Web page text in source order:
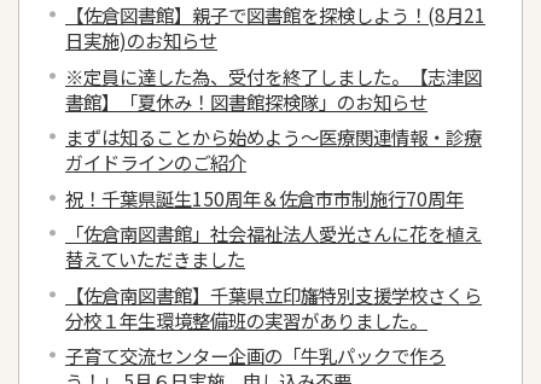
【佐倉図書館】親子で図書館を探検しよう！(8月21
日実施)のお知らせ
※定員に達した為、受付を終了しました。【志津図
書館】「夏休み！図書館探検隊」のお知らせ
まずは知ることから始めよう～医療関連情報・診療
ガイドラインのご紹介
祝！千葉県誕生150周年＆佐倉市市制施行70周年
「佐倉南図書館」社会福祉法人愛光さんに花を植え
替えていただきました
【佐倉南図書館】千葉県立印旛特別支援学校さくら
分校１年生環境整備班の実習がありました。
子育て交流センター企画の「牛乳パックで作ろ